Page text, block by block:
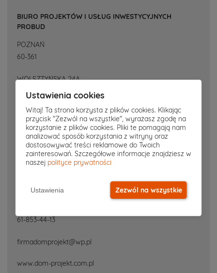
BIURO PROJEKTÓW I USŁUG INWESTYCYJNYCH
PROBUD
POZNAŃ
60-361
WOLSZTYŃSKA 24A
61-861-40-26
biuro@probud.poznan.pl
www.probud.poznan.pl
FIRMA DOM PROJEKT - E. ZYSNARSKA & B. SZYNKOWSKI
61-853-44-13
firmadomprojekt@wp.pl
www.dom-projekt.com.pl
Ustawienia cookies
Witaj! Ta strona korzysta z plików cookies. Klikając
przycisk "Zezwól na wszystkie", wyrażasz zgodę na
korzystanie z plików cookies. Pliki te pomagają nam
analizować sposób korzystania z witryny oraz
dostosowywać treści reklamowe do Twoich
zainteresowań. Szczegółowe informacje znajdziesz w
naszej polityce prywatności
Ustawienia Zezwól na wszystkie